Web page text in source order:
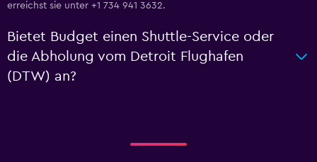
erreichst sie unter +1 734 941 3632.
Bietet Budget einen Shuttle-Service oder
die Abholung vom Detroit Flughafen
(DTW) an?